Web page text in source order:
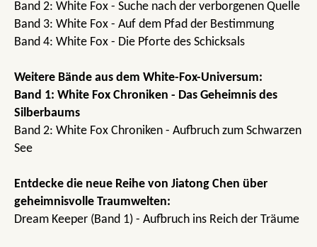
Band 2: White Fox - Suche nach der verborgenen Quelle
Band 3: White Fox - Auf dem Pfad der Bestimmung
Band 4: White Fox - Die Pforte des Schicksals
Weitere Bände aus dem White-Fox-Universum:
Band 1: White Fox Chroniken - Das Geheimnis des
Silberbaums
Band 2: White Fox Chroniken - Aufbruch zum Schwarzen
See
Entdecke die neue Reihe von Jiatong Chen über
geheimnisvolle Traumwelten:
Dream Keeper (Band 1) - Aufbruch ins Reich der Träume